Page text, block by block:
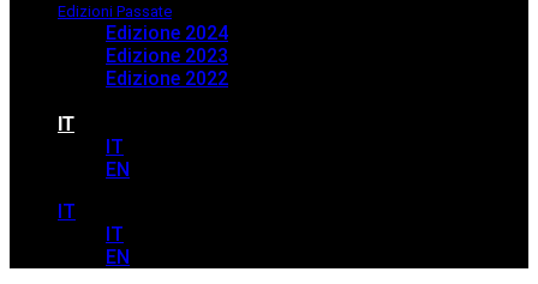
Edizioni Passate
Edizione 2024
Edizione 2023
Edizione 2022
IT
IT
EN
IT
IT
EN